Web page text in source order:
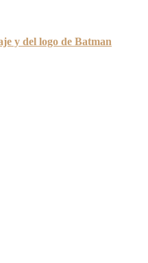
y del logo de Batman